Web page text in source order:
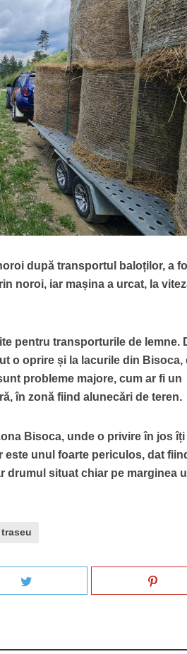
după transportul baloților, a
noroi, iar mașina a urcat, la
pentru transporturile de lemne.
o oprire și la lacurile din Bisoca,
probleme majore, cum ar fi un
în zonă fiind alunecări de teren.
Bisoca, unde o privire în jos îți
unul foarte periculos, dat
drumul situat chiar pe marginea
traseu